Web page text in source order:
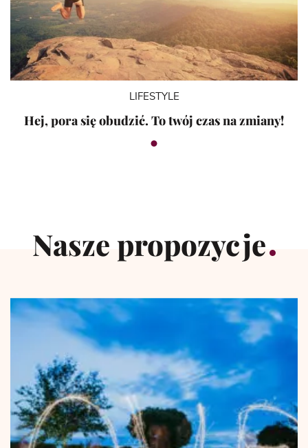
LIFESTYLE
Hej, pora się obudzić. To twój czas na zmiany!
Nasze propozycje